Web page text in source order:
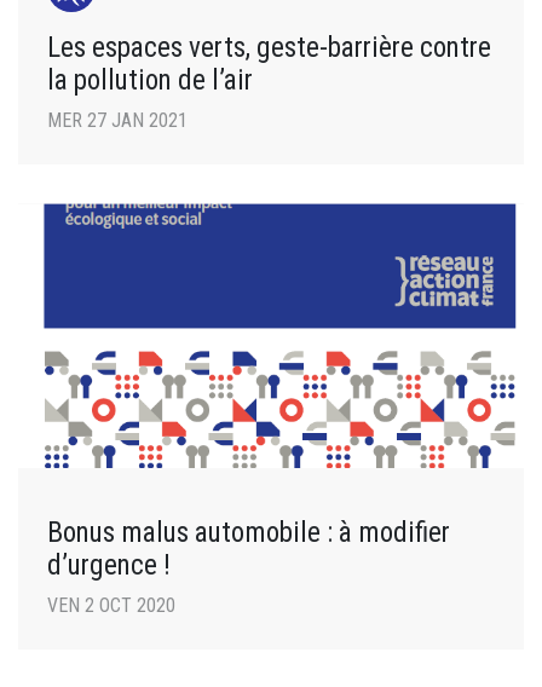
Les espaces verts, geste-barrière contre
la pollution de l’air
MER 27 JAN 2021
Bonus malus automobile : à modifier
d’urgence !
VEN 2 OCT 2020